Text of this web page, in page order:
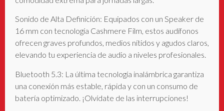
Sonido de Alta Definición: Equipados con un Speaker de
16 mm con tecnología Cashmere Film, estos audífonos
ofrecen graves profundos, medios nítidos y agudos claros,
elevando tu experiencia de audio a niveles profesionales.
Bluetooth 5.3: La última tecnología inalámbrica garantiza
una conexión más estable, rápida y con un consumo de
batería optimizado. ¡Olvídate de las interrupciones!